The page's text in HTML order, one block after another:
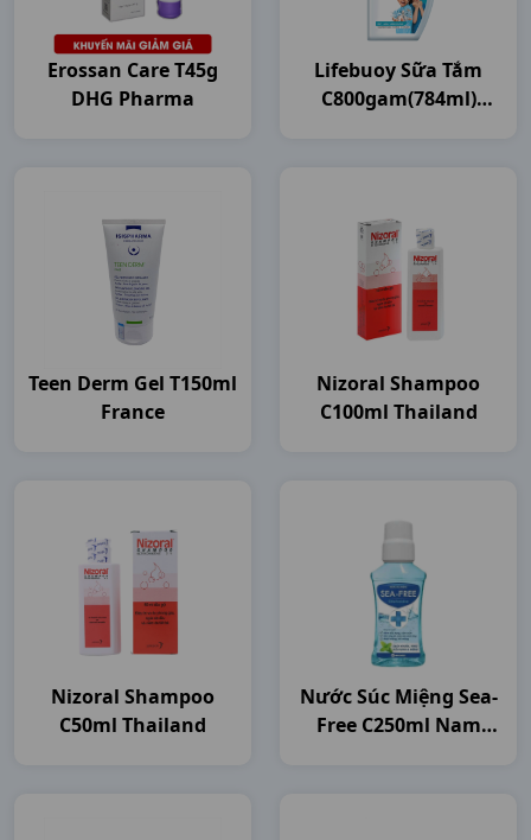
Erossan Care T45g
DHG Pharma
Lifebuoy Sữa Tắm
C800gam(784ml)
Teen Derm Gel T150ml
France
Nizoral Shampoo
C100ml Thailand
Nizoral Shampoo
C50ml Thailand
Nước Súc Miệng Sea-
Free C250ml Nam